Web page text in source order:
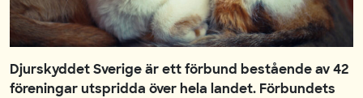
Djurskyddet Sverige är ett förbund bestående av 42
föreningar utspridda över hela landet. Förbundets